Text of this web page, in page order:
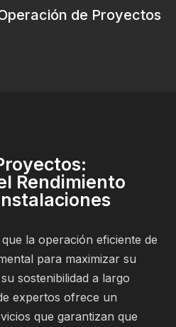
de Proyectos
Rendimiento
la operación eficiente de
para maximizar su
sostenibilidad a largo
expertos ofrece un
que garantizan que